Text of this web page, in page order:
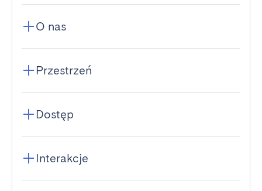
O nas
Przestrzeń
Dostęp
Interakcje